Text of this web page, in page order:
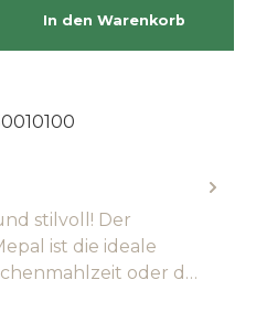
In den Warenkorb
stilvoll! Der
ist die ideale
oder d…